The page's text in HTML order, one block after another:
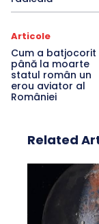
Articole
Cum a batjocorit
până la moarte
statul român un
erou aviator al
României
Related